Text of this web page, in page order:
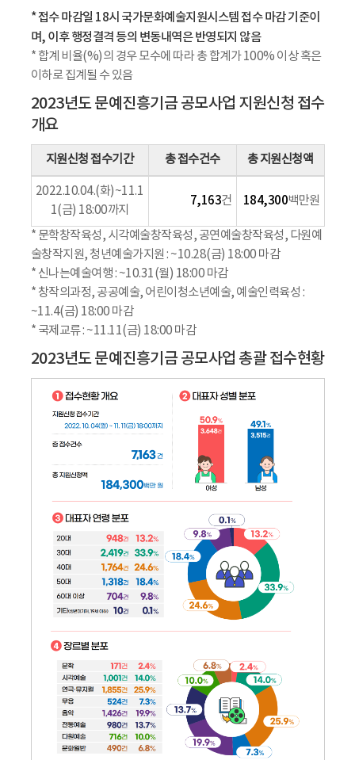
* 접수 마감일 18시 국가문화예술지원시스템 접수 마감 기준이
며, 이후 행정결격 등의 변동내역은 반영되지 않음
* 합계 비율(%)의 경우 모수에 따라 총 합계가 100% 이상 혹은
이하로 집계될 수 있음
2023년도 문예진흥기금 공모사업 지원신청 접수
개요
지원신청 접수기간 총 접수건수 총 지원신청액
2022.10.04.(화)~11.1
1(금) 18:00까지
7,163건 184,300백만원
* 문학창작육성, 시각예술창작육성, 공연예술창작육성, 다원예
술창작지원, 청년예술가지원 : ~10.28(금) 18:00 마감
* 신나는예술여행 : ~10.31(월) 18:00 마감
* 창작의과정, 공공예술, 어린이청소년예술, 예술인력육성 :
~11.4(금) 18:00 마감
* 국제교류 : ~11.11(금) 18:00 마감
2023년도 문예진흥기금 공모사업 총괄 접수현황